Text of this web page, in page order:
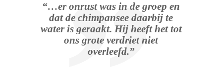
“…er onrust was in de groep en
dat de chimpansee daarbij te
water is geraakt. Hij heeft het tot
ons grote verdriet niet
overleefd.”